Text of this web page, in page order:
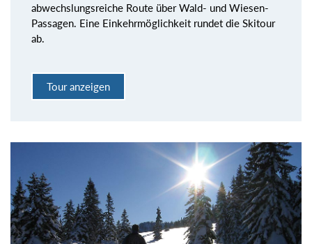
abwechslungsreiche Route über Wald- und Wiesen-
Passagen. Eine Einkehrmöglichkeit rundet die Skitour
ab.
Tour anzeigen